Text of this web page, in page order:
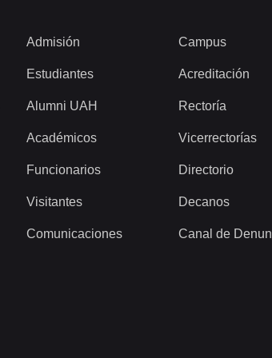
Admisión
Estudiantes
Alumni UAH
Académicos
Funcionarios
Visitantes
Comunicaciones
Campus
Acreditación
Rectoría
Vicerrectorías
Directorio
Decanos
Canal de